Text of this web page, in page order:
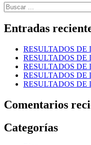
Entradas
RESULTADOS DE
RESULTADOS DE
RESULTADOS DE
RESULTADOS DE
RESULTADOS DE
Comentarios
Categorías